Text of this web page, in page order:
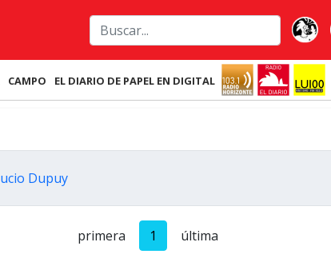
CAMPO EL DIARIO DE PAPEL EN DIGITAL
Dupuy
primera 1 última